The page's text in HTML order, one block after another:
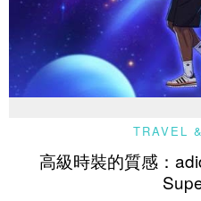
TRAVEL
高級時裝的質感：